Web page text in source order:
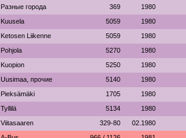
Разные города 369 1980
Kuusela 5059 1980
Ketosen Liikenne 5059 1980
Pohjola 5270 1980
Kuopion 5250 1980
Uusimaa, прочие 5140 1980
Pieksämäki 1705 1980
Tyllilä 5134 1980
Viitasaaren 329-80 02.1980